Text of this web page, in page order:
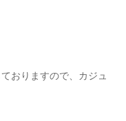
おりますので、カジュ